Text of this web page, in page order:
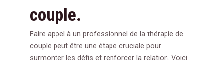
couple.
Faire appel à un professionnel de la thérapie de
couple peut être une étape cruciale pour
surmonter les défis et renforcer la relation. Voici